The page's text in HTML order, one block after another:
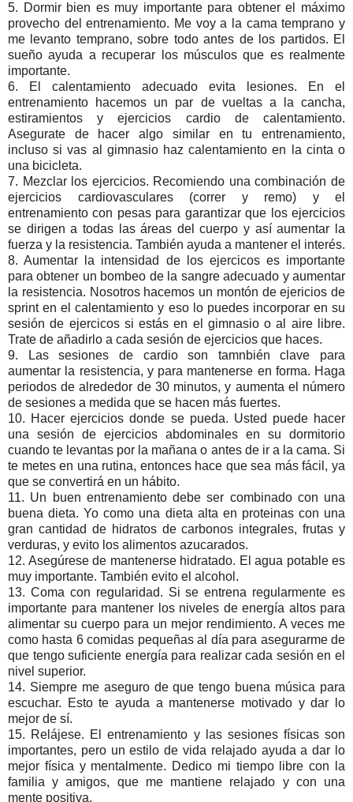
5. Dormir bien es muy importante para obtener el máximo
provecho del entrenamiento. Me voy a la cama temprano y
me levanto temprano, sobre todo antes de los partidos. El
sueño ayuda a recuperar los músculos que es realmente
importante.
6. El calentamiento adecuado evita lesiones. En el
entrenamiento hacemos un par de vueltas a la cancha,
estiramientos y ejercicios cardio de calentamiento.
Asegurate de hacer algo similar en tu entrenamiento,
incluso si vas al gimnasio haz calentamiento en la cinta o
una bicicleta.
7. Mezclar los ejercicios. Recomiendo una combinación de
ejercicios cardiovasculares (correr y remo) y el
entrenamiento con pesas para garantizar que los ejercicios
se dirigen a todas las áreas del cuerpo y así aumentar la
fuerza y la resistencia. También ayuda a mantener el interés.
8. Aumentar la intensidad de los ejercicos es importante
para obtener un bombeo de la sangre adecuado y aumentar
la resistencia. Nosotros hacemos un montón de ejericios de
sprint en el calentamiento y eso lo puedes incorporar en su
sesión de ejercicos si estás en el gimnasio o al aire libre.
Trate de añadirlo a cada sesión de ejercicios que haces.
9. Las sesiones de cardio son tamnbién clave para
aumentar la resistencia, y para mantenerse en forma. Haga
periodos de alrededor de 30 minutos, y aumenta el número
de sesiones a medida que se hacen más fuertes.
10. Hacer ejercicios donde se pueda. Usted puede hacer
una sesión de ejercicios abdominales en su dormitorio
cuando te levantas por la mañana o antes de ir a la cama. Si
te metes en una rutina, entonces hace que sea más fácil, ya
que se convertirá en un hábito.
11. Un buen entrenamiento debe ser combinado con una
buena dieta. Yo como una dieta alta en proteinas con una
gran cantidad de hidratos de carbonos integrales, frutas y
verduras, y evito los alimentos azucarados.
12. Asegúrese de mantenerse hidratado. El agua potable es
muy importante. También evito el alcohol.
13. Coma con regularidad. Si se entrena regularmente es
importante para mantener los niveles de energía altos para
alimentar su cuerpo para un mejor rendimiento. A veces me
como hasta 6 comidas pequeñas al día para asegurarme de
que tengo suficiente energía para realizar cada sesión en el
nivel superior.
14. Siempre me aseguro de que tengo buena música para
escuchar. Esto te ayuda a mantenerse motivado y dar lo
mejor de sí.
15. Relájese. El entrenamiento y las sesiones físicas son
importantes, pero un estilo de vida relajado ayuda a dar lo
mejor física y mentalmente. Dedico mi tiempo libre con la
familia y amigos, que me mantiene relajado y con una
mente positiva.